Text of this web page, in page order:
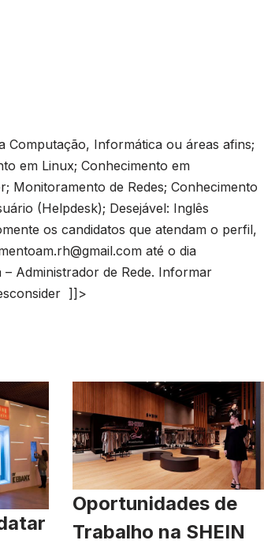
Computação, Informática ou áreas afins;
em Linux; Conhecimento em
Monitoramento de Redes; Conhecimento
(Helpdesk); Desejável: Inglês
os candidatos que atendam o perfil,
até o dia
Administrador de Rede. Informar
]]>
Oportunidades de
Trabalho na SHEIN